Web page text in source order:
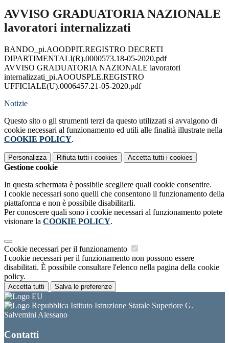
AVVISO GRADUATORIA NAZIONALE
lavoratori internalizzati
BANDO_pi.AOODPIT.REGISTRO DECRETI
DIPARTIMENTALI(R).0000573.18-05-2020.pdf
AVVISO GRADUATORIA NAZIONALE lavoratori
internalizzati_pi.AOOUSPLE.REGISTRO
UFFICIALE(U).0006457.21-05-2020.pdf
Notizie
Questo sito o gli strumenti terzi da questo utilizzati si avvalgono di
cookie necessari al funzionamento ed utili alle finalità illustrate nella
COOKIE POLICY.
Personalizza Rifiuta tutti i cookies Accetta tutti i cookies
Gestione cookie
In questa schermata è possibile scegliere quali cookie consentire.
I cookie necessari sono quelli che consentono il funzionamento della
piattaforma e non è possibile disabilitarli.
Per conoscere quali sono i cookie necessari al funzionamento potete
visionare la COOKIE POLICY.
Cookie necessari per il funzionamento
I cookie necessari per il funzionamento non possono essere
disabilitati. È possibile consultare l'elenco nella pagina della cookie
policy.
Accetta tutti Salva le preferenze
Istituto Istruzione Statale Superiore G.
Salvemini Alessano
Contatti